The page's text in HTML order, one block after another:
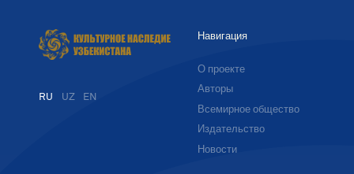
RU UZ EN
Навигация
О проекте
Авторы
Всемирное общество
Издательство
Новости